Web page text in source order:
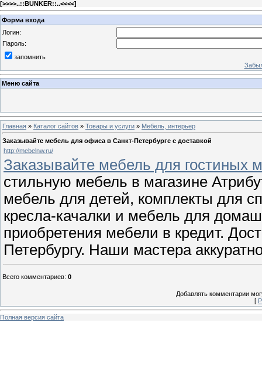
[>>>>..::BUNKER::..<<<<]
Форма входа
Логин:
Пароль:
запомнить
Меню сайта
Главная » Каталог сайтов » Товары и услуги » Мебель, интерьер
Заказывайте мебель для офиса в Санкт-Петербурге с доставкой
http://mebelnw.ru/
Заказывайте мебель для гостиных
стильную мебель в магазине
мебель для детей, комплекты для
кресла-качалки и мебель для
приобретения мебели в кредит.
Петербургу. Наши мастера
Всего комментариев: 0
Добавлять комментарии
[
Полная версия сайта